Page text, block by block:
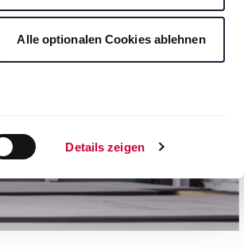
Details zeigen
Alle optionalen Cookies ablehnen